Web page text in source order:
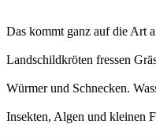
Das kommt ganz auf die Art
Landschildkröten fressen
Würmer und Schnecken.
Insekten, Algen und kleinen